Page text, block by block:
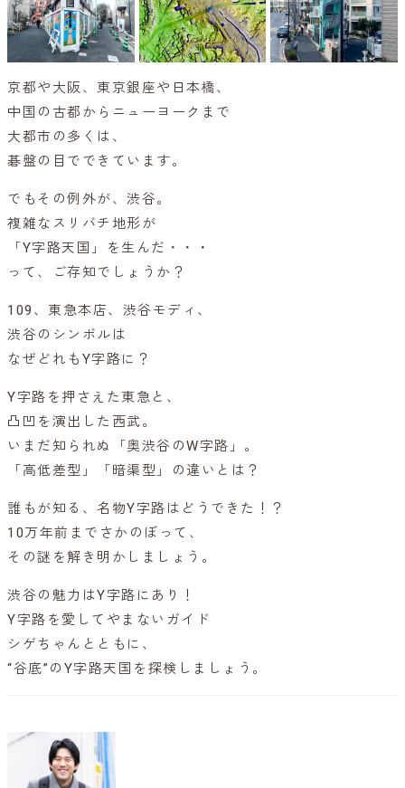
京都や大阪、東京銀座や日本橋、
中国の古都からニューヨークまで
大都市の多くは、
碁盤の目でできています。
でもその例外が、渋谷。
複雑なスリバチ地形が
「Y字路天国」を生んだ・・・
って、ご存知でしょうか？
109、東急本店、渋谷モディ、
渋谷のシンボルは
なぜどれもY字路に？
Y字路を押さえた東急と、
凸凹を演出した西武。
いまだ知られぬ「奥渋谷のW字路」。
「高低差型」「暗渠型」の違いとは？
誰もが知る、名物Y字路はどうできた！？
10万年前までさかのぼって、
その謎を解き明かしましょう。
渋谷の魅力はY字路にあり！
Y字路を愛してやまないガイド
シゲちゃんとともに、
“谷底”のY字路天国を探検しましょう。